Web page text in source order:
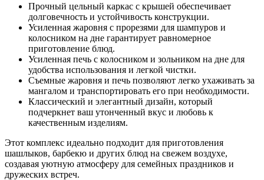
Прочный цельный каркас с крышей обеспечивает
долговечность и устойчивость конструкции.
Усиленная жаровня с прорезями для шампуров и
колосником на дне гарантирует равномерное
приготовление блюд.
Усиленная печь с колосником и зольником на дне для
удобства использования и легкой чистки.
Съемные жаровня и печь позволяют легко ухаживать за
мангалом и транспортировать его при необходимости.
Классический и элегантный дизайн, который
подчеркнет ваш утонченный вкус и любовь к
качественным изделиям.
Этот комплекс идеально подходит для приготовления
шашлыков, барбекю и других блюд на свежем воздухе,
создавая уютную атмосферу для семейных праздников и
дружеских встреч.